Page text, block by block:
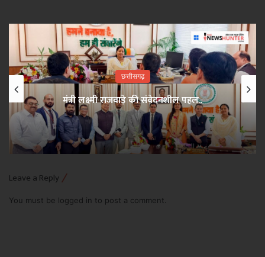
छत्तीसगढ़
मंत्री लक्ष्मी राजवाड़े की संवेदनशील पहल..
Leave a Reply
You must be logged in to post a comment.